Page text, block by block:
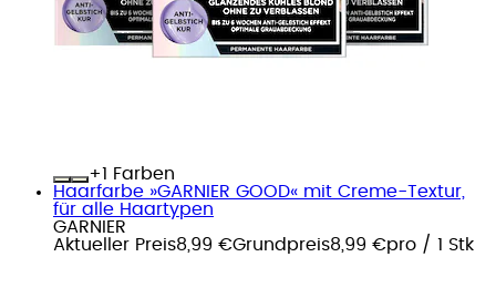
+
Farben
Haarfarbe »GARNIER GOOD« mit Creme-Textur,
für alle Haartypen
GARNIER
Aktueller Preis8,99 €Grundpreis8,99 €pro / 1 Stk